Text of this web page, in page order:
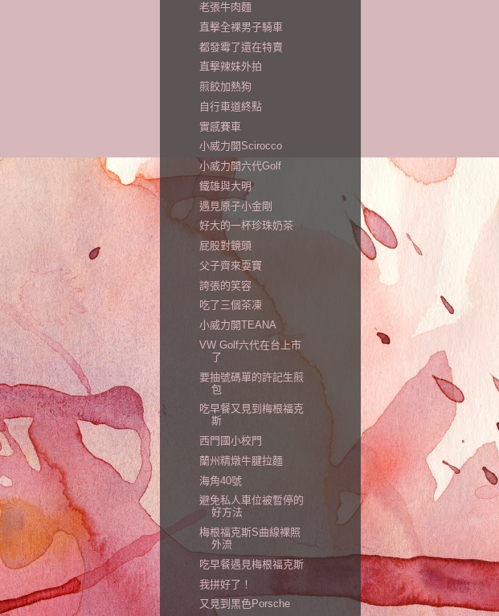
老張牛肉麵
直擊全裸男子騎車
都發霉了還在特賣
直擊辣妹外拍
煎餃加熱狗
自行車道終點
實感賽車
小威力開Scirocco
小威力開六代Golf
鐵雄與大明
遇見原子小金剛
好大的一杯珍珠奶茶
屁股對鏡頭
父子齊來耍寶
誇張的笑容
吃了三個茶凍
小威力開TEANA
VW Golf六代在台上市
了
要抽號碼單的許記生煎
包
吃早餐又見到梅根福克
斯
西門國小校門
蘭州精燉牛腱拉麵
海角40號
避免私人車位被暫停的
好方法
梅根福克斯S曲線裸照
外流
吃早餐遇見梅根福克斯
我拼好了！
又見到黑色Porsche